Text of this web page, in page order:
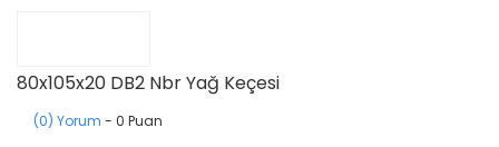
80x105x20 DB2 Nbr Yağ Keçesi
(0) Yorum - 0 Puan